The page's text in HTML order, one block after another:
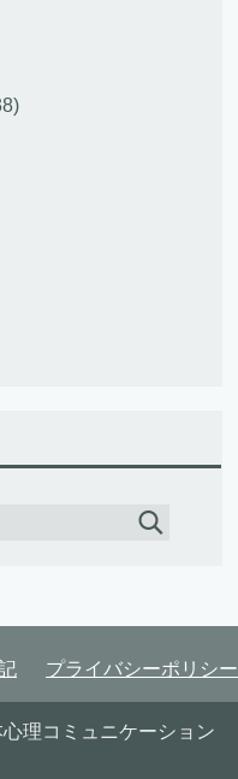
プライバシーポリシー
理コミュニケーション